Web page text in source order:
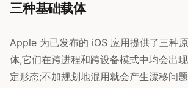
三种基础载体
Apple 为已发布的 iOS 应用提供了三种
体,它们在跨进程和跨设备模式中均会出
定形态;不加规划地混用就会产生漂移问题